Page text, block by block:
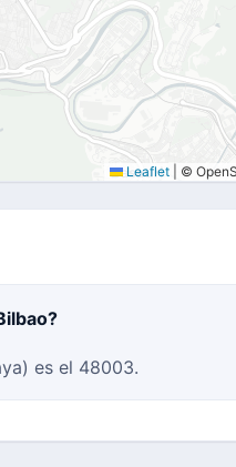
Leaflet ©
es el 48003.